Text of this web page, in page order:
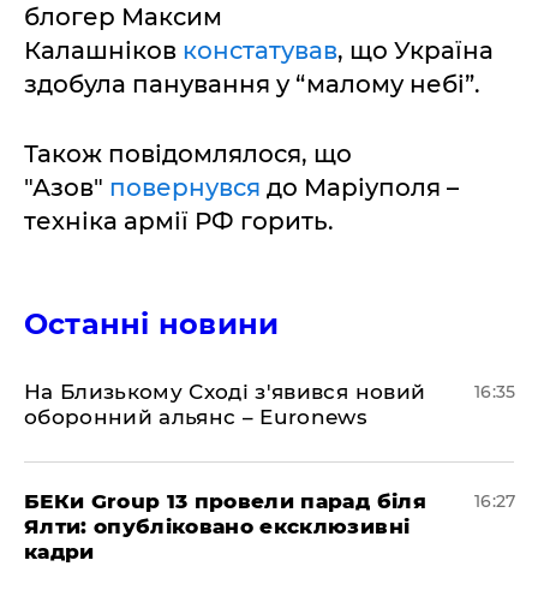
блогер Максим
Калашніков констатував, що Україна
здобула панування у “малому небі”.
Також повідомлялося, що
"Азов" повернувся до Маріуполя –
техніка армії РФ горить.
Останні новини
На Близькому Сході з'явився новий
оборонний альянс – Euronews
16:35
БЕКи Group 13 провели парад біля
Ялти: опубліковано ексклюзивні
кадри
16:27